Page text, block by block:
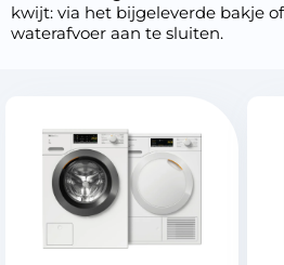
kwijt: via het bijgeleverde bakje
waterafvoer aan te sluiten.